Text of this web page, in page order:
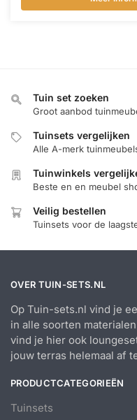
Tuin set zoeken
Groot aanbod
Tuinsets vergelijken
Alle A-merk
Tuinwinkels
Beste en en meubel
Veilig bestellen
Tuinsets voor de
OVER TUIN-SETS.NL
Op Tuin-sets.nl vind je
in alle soorten
vind je hier ook
jouw terras helemaal af
PRODUCTCATEGORIEËN
Tuinsets